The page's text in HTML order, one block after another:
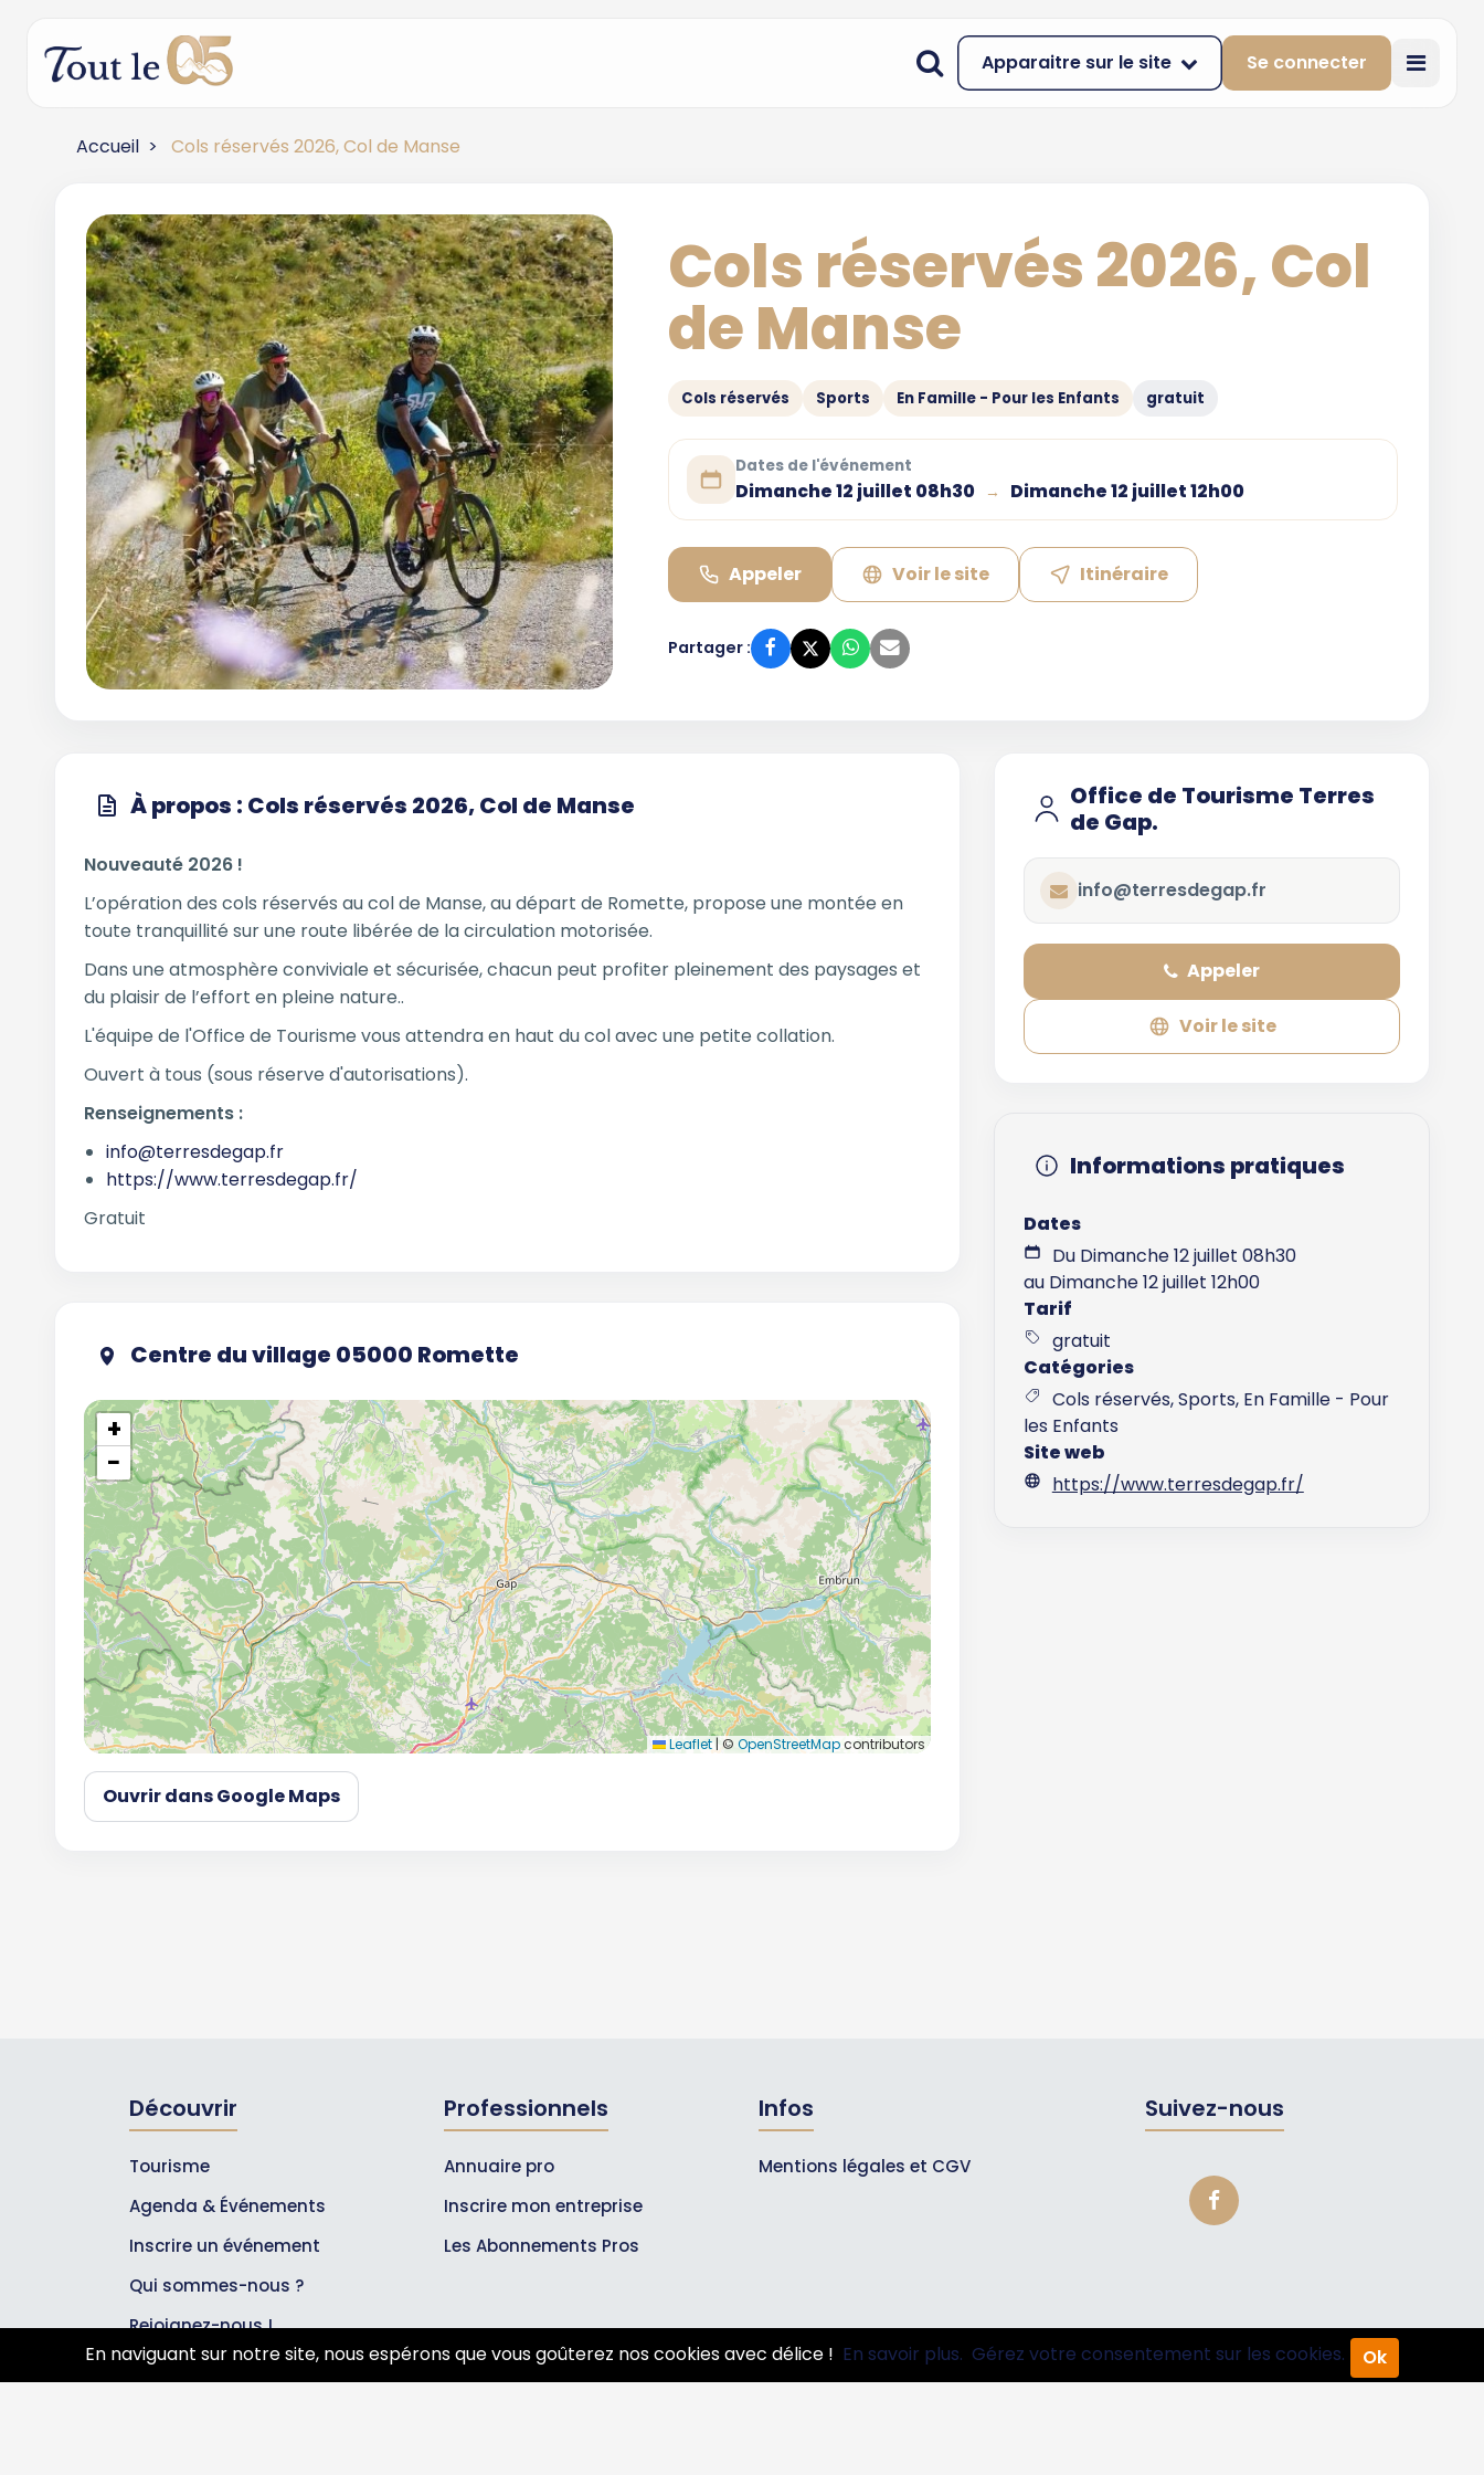
Apparaitre sur le site Se connecter
Accueil Cols réservés 2026, Col de Manse
Cols réservés 2026, Col
de Manse
Cols réservés Sports En Famille - Pour les Enfants gratuit
Dates de l'événement
Dimanche 12 juillet 08h30 → Dimanche 12 juillet 12h00
Appeler Voir le site Itinéraire
Partager :
À propos : Cols réservés 2026, Col de Manse
Nouveauté 2026 !
L’opération des cols réservés au col de Manse, au départ de Romette, propose une montée en
toute tranquillité sur une route libérée de la circulation motorisée.
Dans une atmosphère conviviale et sécurisée, chacun peut profiter pleinement des paysages et
du plaisir de l’effort en pleine nature..
L'équipe de l'Office de Tourisme vous attendra en haut du col avec une petite collation.
Ouvert à tous (sous réserve d'autorisations).
Renseignements :
info@terresdegap.fr
https://www.terresdegap.fr/
Gratuit
Centre du village 05000 Romette
+
−
Leaflet |© OpenStreetMapcontributors
Ouvrir dans Google Maps
Office de Tourisme Terres
de Gap.
info@terresdegap.fr
Appeler
Voir le site
Informations pratiques
Dates
Du Dimanche 12 juillet 08h30
au Dimanche 12 juillet 12h00
Tarif
gratuit
Catégories
Cols réservés, Sports, En Famille - Pour
les Enfants
Site web
https://www.terresdegap.fr/
Découvrir
Tourisme
Agenda & Événements
Inscrire un événement
Qui sommes-nous ?
Rejoignez-nous !
Partenaires
Professionnels
Annuaire pro
Inscrire mon entreprise
Les Abonnements Pros
Infos
Mentions légales et CGV
Suivez-nous
En naviguant sur notre site, nous espérons que vous goûterez nos cookies avec délice ! En savoir plus. Gérez votre consentement sur les cookies. Ok